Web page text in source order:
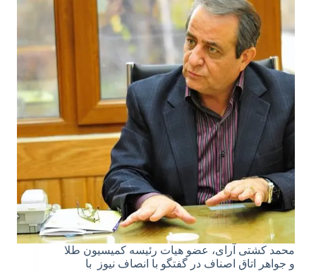
محمد کشتی آرای، عضو هیات رئیسه کمیسیون طلا
و جواهر اتاق اصناف در گفتگو با انصاف نیوز با